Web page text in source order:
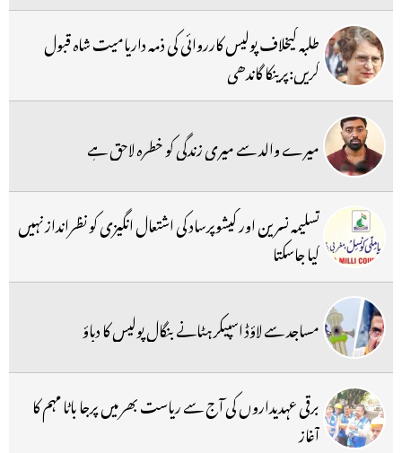
طلبہ کیخلاف پولیس کارروائی کی ذمہ داریامیت شاہ قبول
کریں:پرینکا گاندھی
میرے والد سے میری زندگی کو خطرہ لاحق ہے
تسلیمہ نسرین اور کیشوپرساد کی اشتعال انگیزی کو نظرانداز نہیں
کیا جاسکتا
مساجد سے لاؤڈ اسپیکر ہٹانے بنگال پولیس کا دباؤ
برقی عہدیداروں کی آج سے ریاست بھر میں پرجا باٹا مہم کا
آغاز